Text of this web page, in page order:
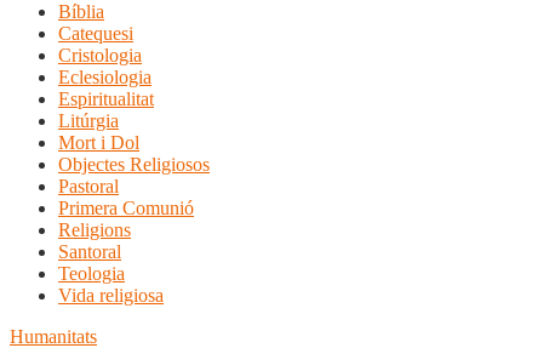
Bíblia
Catequesi
Cristologia
Eclesiologia
Espiritualitat
Litúrgia
Mort i Dol
Objectes Religiosos
Pastoral
Primera Comunió
Religions
Santoral
Teologia
Vida religiosa
Humanitats